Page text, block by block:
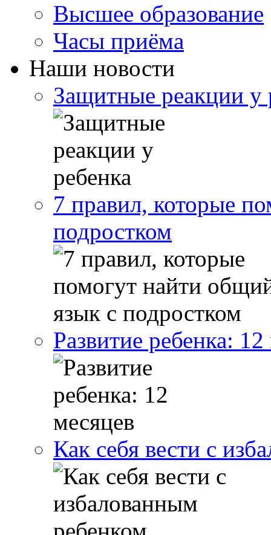
Высшее образование
Часы приёма
Наши новости
Защитные реакции у
7 правил, которые
подростком
Развитие ребенка:
Как себя вести с